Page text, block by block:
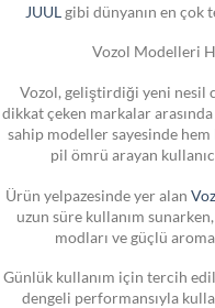
JUUL gibi dünyanın en çok
Vozol Modelleri
Vozol, geliştirdiği yeni nesil
dikkat çeken markalar
sahip modeller sayesinde hem
pil ömrü arayan
Ürün yelpazesinde yer alan
uzun süre kullanım sunarken,
modları ve güçlü
Günlük kullanım için tercih
dengeli performansıyla